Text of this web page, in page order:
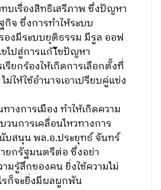
บเรื่องสิทธิเสรีภาพ ซึ่งปัญหา
จ ​ซึ่งการทำให้ระบบ
องมีระบบยุติธรรม มีรูล ออฟ
ไปสู่การแก้ไัขปัญหา
รียกร้องให้เกิดการเลือกตั้งที่
ม่ให้ใช้อำนาจเอาเปรียบคู่แข่ง
างการเมือง ทำให้เกิดความ
วนการเคลื่อนไหวทางการ
บสนุน พล.อ.ประยุทธ์ จันทร์
ยกรัฐมนตรีต่อ ซึ่งอย่า
มรู้สึกของคน ยิ่งใช้ความไม่
รก็จะยิ่งมีผลผูกพัน